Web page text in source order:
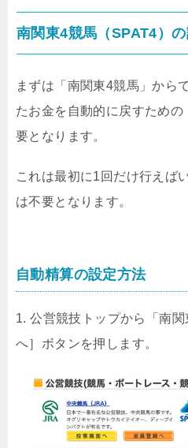
南関東4競馬（SPAT4）
まずは「南関東4競馬」から
たお金を自動的に戻すため
要となります。
これは最初に1回だけ行えば
は不要となります。
自動精算の設定方法
1. 公営競技トップから「南
へ］ボタンを押します。